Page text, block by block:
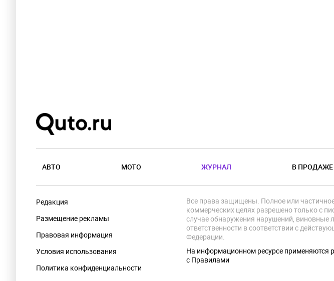
АВТО МОТО ЖУРНАЛ В ПРОДАЖЕ
Редакция
Размещение рекламы
Правовая информация
Условия использования
Политика конфиденциальности
Все права защищены. Полное или
коммерческих целях разрешено только с
случае обнаружения нарушений, виновные
ответственности в соответствии с
Федерации.
На информационном ресурсе применяются
с Правилами